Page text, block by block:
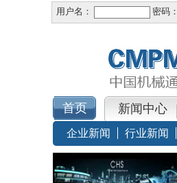
用户名： 密码：
新闻中心
企业新闻 行业新闻